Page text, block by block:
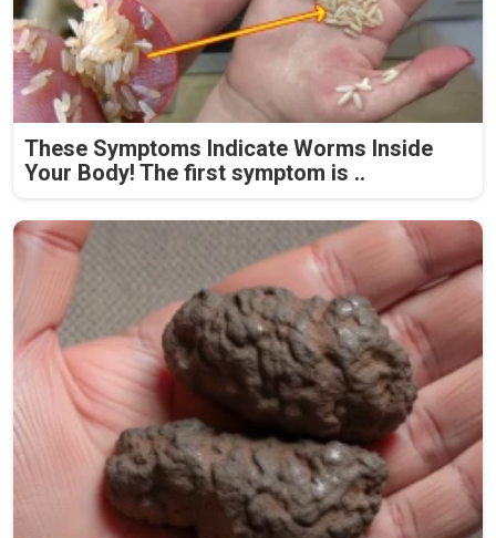
These Symptoms Indicate Worms Inside
Your Body! The first symptom is ..